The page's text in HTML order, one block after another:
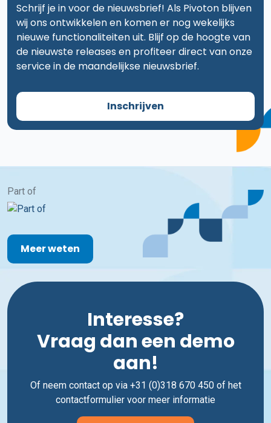
Schrijf je in voor de nieuwsbrief! Als Pivoton blijven
wij ons ontwikkelen en komen er nog wekelijks
nieuwe functionaliteiten uit. Blijf op de hoogte van
de nieuwste releases en profiteer direct van onze
service in de maandelijkse nieuwsbrief.
Inschrijven
Part of
Meer weten
Interesse?
Vraag dan een demo
aan!
Of neem contact op via +31 (0)318 670 450 of het
contactformulier voor meer informatie